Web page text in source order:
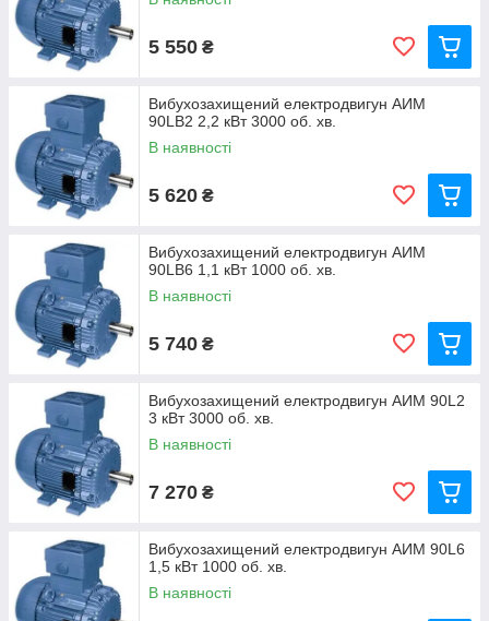
5 550 ₴
Вибухозахищений електродвигун АИМ
90LВ2 2,2 кВт 3000 об. хв.
В наявності
5 620 ₴
Вибухозахищений електродвигун АИМ
90LВ6 1,1 кВт 1000 об. хв.
В наявності
5 740 ₴
Вибухозахищений електродвигун АИМ 90L2
3 кВт 3000 об. хв.
В наявності
7 270 ₴
Вибухозахищений електродвигун АИМ 90L6
1,5 кВт 1000 об. хв.
В наявності